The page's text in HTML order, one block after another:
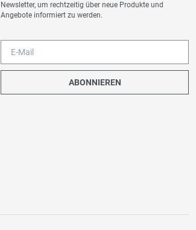
Newsletter, um rechtzeitig über neue Produkte und
Angebote informiert zu werden.
ABONNIEREN